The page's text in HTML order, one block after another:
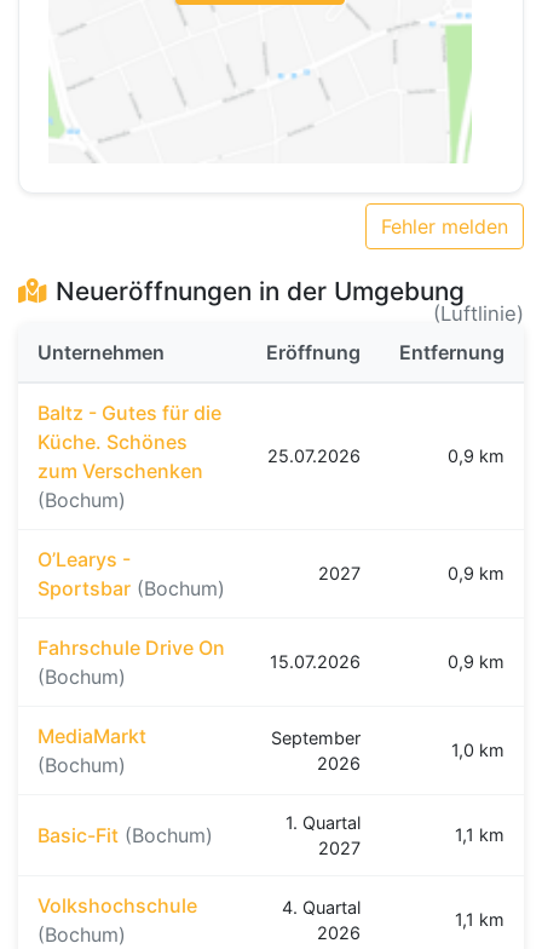
Fehler melden
Neueröffnungen in der Umgebung
(Luftlinie)
Unternehmen
Eröffnung Entfernung
Baltz - Gutes für die
Küche. Schönes
zum Verschenken
(Bochum)
25.07.2026 0,9 km
O’Learys -
Sportsbar (Bochum)
2027 0,9 km
Fahrschule Drive On
(Bochum)
15.07.2026 0,9 km
MediaMarkt
(Bochum)
September
2026
1,0 km
Basic-Fit (Bochum)
1. Quartal
2027
1,1 km
Volkshochschule
(Bochum)
4. Quartal
2026
1,1 km